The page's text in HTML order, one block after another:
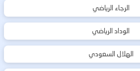
الرجاء الرياضي
الوداد الرياضي
الهلال السعودي